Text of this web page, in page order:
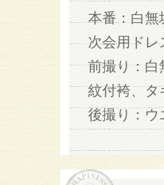
本番：白無
次会用ド
前撮り：白
紋付袴、タ
後撮り：ウ